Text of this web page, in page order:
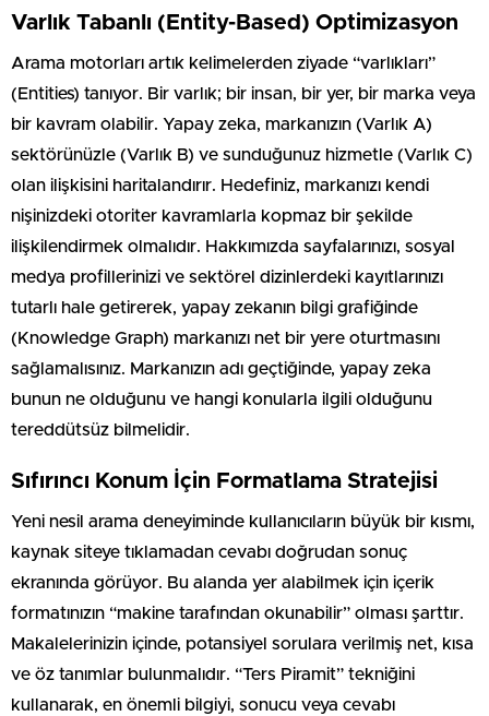
Varlık Tabanlı (Entity-Based) Optimizasyon
Arama motorları artık kelimelerden ziyade “varlıkları”
(Entities) tanıyor. Bir varlık; bir insan, bir yer, bir marka veya
bir kavram olabilir. Yapay zeka, markanızın (Varlık A)
sektörünüzle (Varlık B) ve sunduğunuz hizmetle (Varlık C)
olan ilişkisini haritalandırır. Hedefiniz, markanızı kendi
nişinizdeki otoriter kavramlarla kopmaz bir şekilde
ilişkilendirmek olmalıdır. Hakkımızda sayfalarınızı, sosyal
medya profillerinizi ve sektörel dizinlerdeki kayıtlarınızı
tutarlı hale getirerek, yapay zekanın bilgi grafiğinde
(Knowledge Graph) markanızı net bir yere oturtmasını
sağlamalısınız. Markanızın adı geçtiğinde, yapay zeka
bunun ne olduğunu ve hangi konularla ilgili olduğunu
tereddütsüz bilmelidir.
Sıfırıncı Konum İçin Formatlama Stratejisi
Yeni nesil arama deneyiminde kullanıcıların büyük bir kısmı,
kaynak siteye tıklamadan cevabı doğrudan sonuç
ekranında görüyor. Bu alanda yer alabilmek için içerik
formatınızın “makine tarafından okunabilir” olması şarttır.
Makalelerinizin içinde, potansiyel sorulara verilmiş net, kısa
ve öz tanımlar bulunmalıdır. “Ters Piramit” tekniğini
kullanarak, en önemli bilgiyi, sonucu veya cevabı